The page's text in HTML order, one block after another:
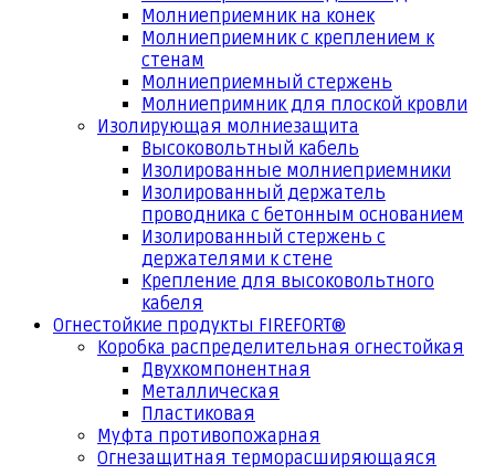
Молниеприемник на конек
Молниеприемник с креплением к
стенам
Молниеприемный стержень
Молниепримник для плоской кровли
Изолирующая молниезащита
Высоковольтный кабель
Изолированные молниеприемники
Изолированный держатель
проводника с бетонным основанием
Изолированный стержень с
держателями к стене
Крепление для высоковольтного
кабеля
Огнестойкие продукты FIREFORT®
Коробка распределительная огнестойкая
Двухкомпонентная
Металлическая
Пластиковая
Муфта противопожарная
Огнезащитная терморасширяющаяся